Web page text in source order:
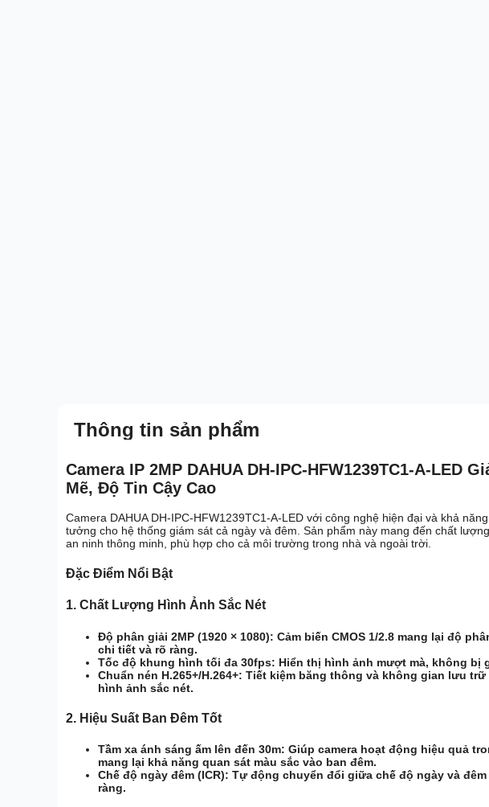
Thông tin sản phẩm
Camera IP 2MP DAHUA DH-IPC-HFW1239TC1-A-LED
Mẽ, Độ Tin Cậy Cao
Camera DAHUA DH-IPC-HFW1239TC1-A-LED với công nghệ hiện đại và khả
tưởng cho hệ thống giám sát cả ngày và đêm. Sản phẩm này mang đến chất
an ninh thông minh, phù hợp cho cả môi trường trong nhà và ngoài trời.
Đặc Điểm Nổi Bật
1. Chất Lượng Hình Ảnh Sắc Nét
Độ phân giải 2MP (1920 × 1080): Cảm biến CMOS 1/2.8 mang lại độ
chi tiết và rõ ràng.
Tốc độ khung hình tối đa 30fps: Hiển thị hình ảnh mượt mà, không bị
Chuẩn nén H.265+/H.264+: Tiết kiệm băng thông và không gian lưu
hình ảnh sắc nét.
2. Hiệu Suất Ban Đêm Tốt
Tầm xa ánh sáng ấm lên đến 30m: Giúp camera hoạt động hiệu quả
mang lại khả năng quan sát màu sắc vào ban đêm.
Chế độ ngày đêm (ICR): Tự động chuyển đổi giữa chế độ ngày và
ràng.